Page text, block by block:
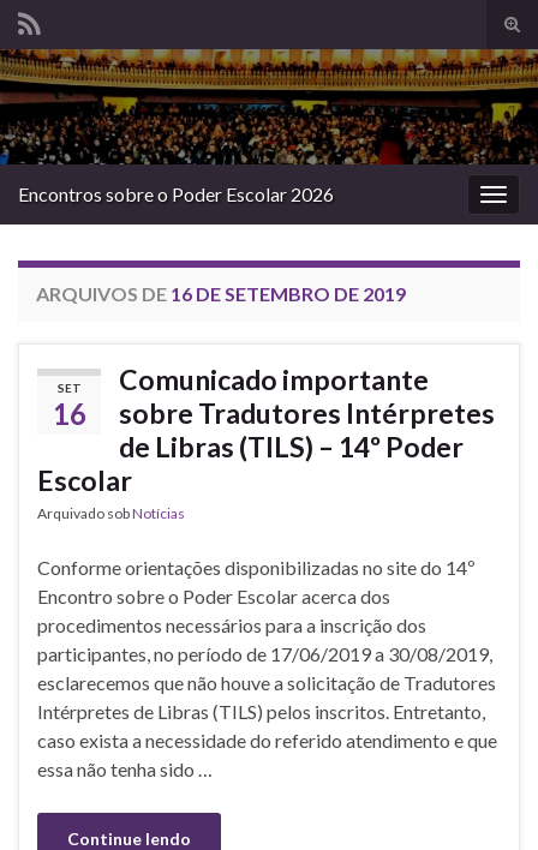
de
Search for:
Encontros sobre o Poder Escolar 2026
ARQUIVOS DE 16 DE SETEMBRO DE 2019
SET
16
Comunicado importante
sobre Tradutores Intérpretes
de Libras (TILS) – 14º Poder
Escolar
Arquivado sobNotícias
Conforme orientações disponibilizadas no site do 14º
Encontro sobre o Poder Escolar acerca dos
procedimentos necessários para a inscrição dos
participantes, no período de 17/06/2019 a 30/08/2019,
esclarecemos que não houve a solicitação de Tradutores
Intérpretes de Libras (TILS) pelos inscritos. Entretanto,
caso exista a necessidade do referido atendimento e que
essa não tenha sido …
Continue lendo